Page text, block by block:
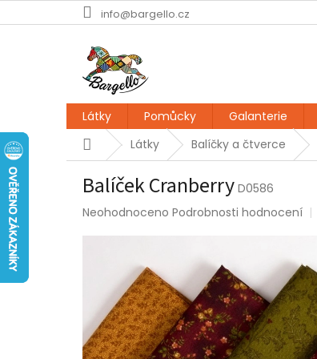
na
info@bargello.cz
Látky Pomůcky Galanterie
DomůLátky Balíčky a čtverce
Balíček Cranberry D0586
Průměrné
hvězdiček.
Neohodnoceno Podrobnosti hodnocení